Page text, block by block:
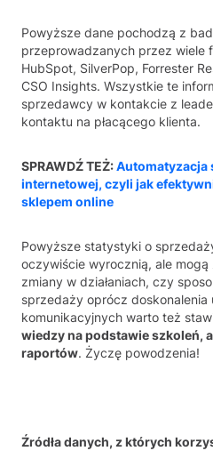
Powyższe dane pochodzą z
przeprowadzanych przez wiele
HubSpot, SilverPop, Forrester
CSO Insights. Wszystkie te
sprzedawcy w kontakcie z
kontaktu na płacącego klienta.
SPRAWDŹ TEŻ:Automatyzacja
internetowej, czyli jak
sklepem online
Powyższe statystyki o
oczywiście wyrocznią, ale mogą
zmiany w działaniach, czy
sprzedaży oprócz doskonalenia
komunikacyjnych warto też
wiedzy na podstawie szkoleń,
raportów. Życzę powodzenia!
Źródła danych, z których